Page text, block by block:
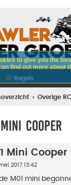
Regels
Overige
Cooper
Mini Cooper
2017 13:42
M01 mini
to give you the
find out more about